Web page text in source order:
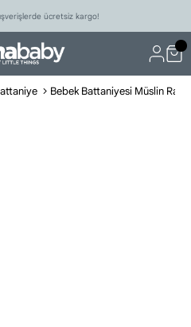
ücretsiz kargo!
Bebek Battaniyesi Müslin